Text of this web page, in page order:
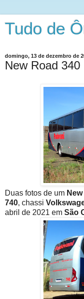
Tudo de
domingo, 13 de dezembro de
New Road
Duas fotos de um
740, chassi
abril de 2021 em São